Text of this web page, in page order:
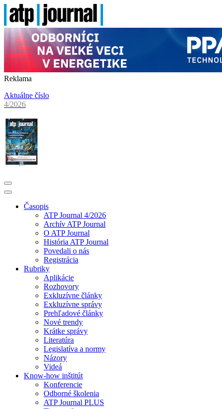
Reklama
Aktuálne číslo
4/2026
Časopis
ATP Journal 4/2026
Archív ATP Journal
O ATP Journal
História ATP Journal
Povedali o nás
Registrácia
Rubriky
Aplikácie
Rozhovory
Exkluzívne články
Exkluzívne správy
Prehľadové články
Nové trendy
Krátke správy
Literatúra
Legislatíva a normy
Názory
Videá
Know-how inštitút
Konferencie
Odborné školenia
ATP Journal PLUS